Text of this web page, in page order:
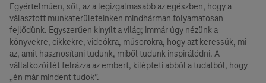
Egyértelműen, sőt, az a legizgalmasabb az egészben, hogy a
választott munkaterületeinken mindhárman folyamatosan
fejlődünk. Egyszerűen kinyílt a világ; immár úgy nézünk a
könyvekre, cikkekre, videókra, műsorokra, hogy azt keressük, mi
az, amit hasznosítani tudunk, miből tudunk inspirálódni. A
vállalkozói lét felrázza az embert, kilépteti abból a tudatból, hogy
„én már mindent tudok”.